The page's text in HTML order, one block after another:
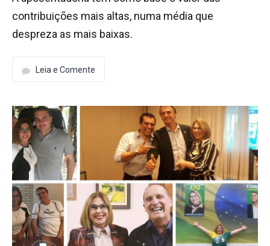
contribuições mais altas, numa média que
despreza as mais baixas.
Leia e Comente